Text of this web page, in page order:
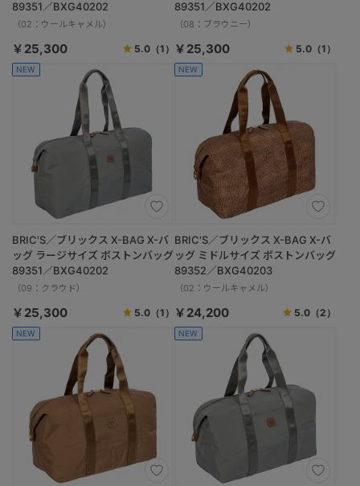
89351／BXG40202
（02：ウールキャメル）
￥25,300 5.0（1）
89351／BXG40202
（08：ブラウニー）
￥25,300 5.0 （1）
NEW
BRIC'S／ブリックス X-BAG X-バ
ッグ ラージサイズ ボストンバッグ
89351／BXG40202
（09：クラウド）
￥25,300 5.0（1）
NEW
BRIC'S／ブリックス X-BAG X-バ
ッグ ミドルサイズ ボストンバッグ
89352／BXG40203
（02：ウールキャメル）
￥24,200 5.0 （2）
NEW NEW